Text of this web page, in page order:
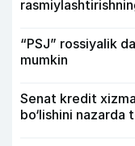
“PSJ” rossiyalik
mumkin
Senat kredit
bo‘lishini nazarda